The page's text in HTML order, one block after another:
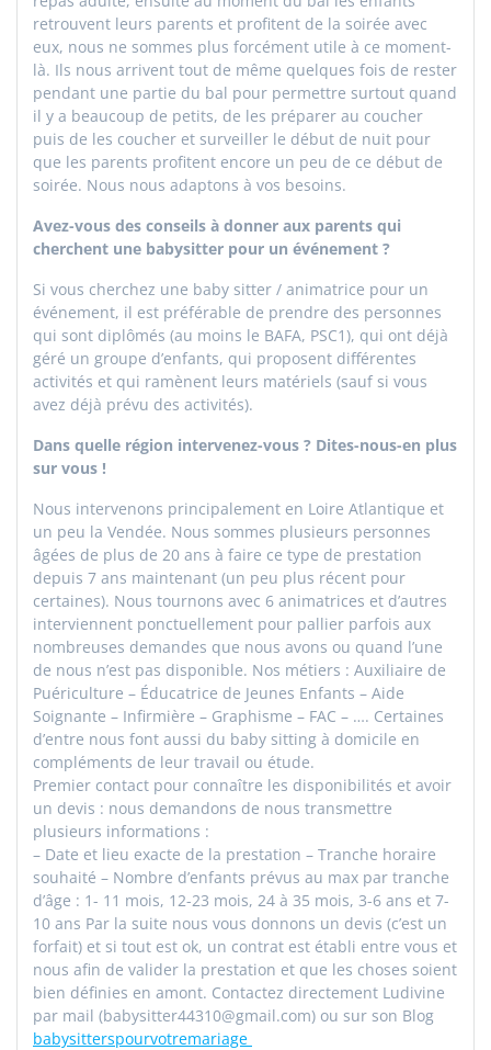
retrouvent leurs parents et profitent de la soirée avec
eux, nous ne sommes plus forcément utile à ce moment-
là. Ils nous arrivent tout de même quelques fois de rester
pendant une partie du bal pour permettre surtout quand
il y a beaucoup de petits, de les préparer au coucher
puis de les coucher et surveiller le début de nuit pour
que les parents profitent encore un peu de ce début de
soirée. Nous nous adaptons à vos besoins.
Avez-vous des conseils à donner aux parents qui
cherchent une babysitter pour un événement ?
Si vous cherchez une baby sitter / animatrice pour un
événement, il est préférable de prendre des personnes
qui sont diplômés (au moins le BAFA, PSC1), qui ont déjà
géré un groupe d’enfants, qui proposent différentes
activités et qui ramènent leurs matériels (sauf si vous
avez déjà prévu des activités).
Dans quelle région intervenez-vous ? Dites-nous-en plus
sur vous !
Nous intervenons principalement en Loire Atlantique et
un peu la Vendée. Nous sommes plusieurs personnes
âgées de plus de 20 ans à faire ce type de prestation
depuis 7 ans maintenant (un peu plus récent pour
certaines). Nous tournons avec 6 animatrices et d’autres
interviennent ponctuellement pour pallier parfois aux
nombreuses demandes que nous avons ou quand l’une
de nous n’est pas disponible. Nos métiers : Auxiliaire de
Puériculture – Éducatrice de Jeunes Enfants – Aide
Soignante – Infirmière – Graphisme – FAC – …. Certaines
d’entre nous font aussi du baby sitting à domicile en
compléments de leur travail ou étude.
Premier contact pour connaître les disponibilités et avoir
un devis : nous demandons de nous transmettre
plusieurs informations :
– Date et lieu exacte de la prestation – Tranche horaire
souhaité – Nombre d’enfants prévus au max par tranche
d’âge : 1- 11 mois, 12-23 mois, 24 à 35 mois, 3-6 ans et 7-
10 ans Par la suite nous vous donnons un devis (c’est un
forfait) et si tout est ok, un contrat est établi entre vous et
nous afin de valider la prestation et que les choses soient
bien définies en amont. Contactez directement Ludivine
par mail (babysitter44310@gmail.com) ou sur son Blog
babysitterspourvotremariage